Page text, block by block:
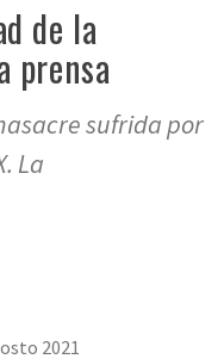
de la
prensa
sufrida por
La
2021